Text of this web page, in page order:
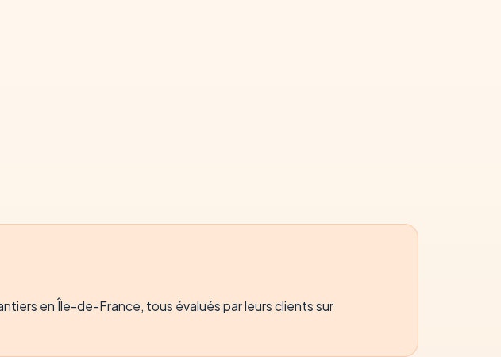
en Île-de-France, tous évalués par leurs clients sur